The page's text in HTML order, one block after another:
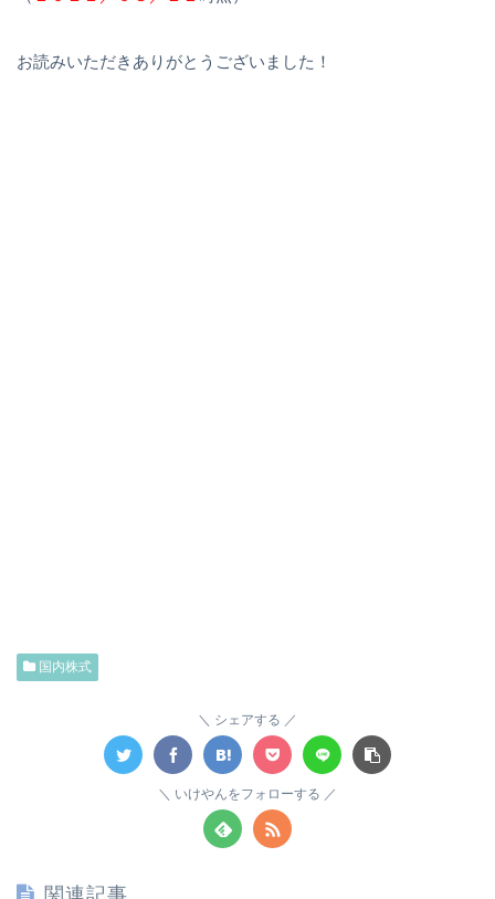
お読みいただきありがとうございました！
国内株式
シェアする
いけやんをフォローする
関連記事